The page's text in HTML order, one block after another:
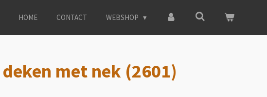
HOME CONTACT WEBSHOP
met nek (2601)